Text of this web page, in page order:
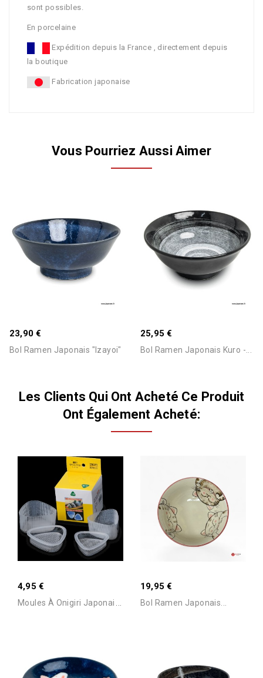
sont possibles.
En porcelaine
Expédition depuis la France , directement depuis
la boutique
Fabrication japonaise
Vous Pourriez Aussi Aimer
Consulter Pour Connaitre Le
23,90 €
Bol Ramen Japonais "Izayoi"
25,95 €
Bol Ramen Japonais Kuro -...
Les Clients Qui Ont Acheté Ce Produit
Ont Également Acheté:
4,95 €
M
Oules À Onigiri Japonais –...
19,95 €
Bol Ramen Japonais...